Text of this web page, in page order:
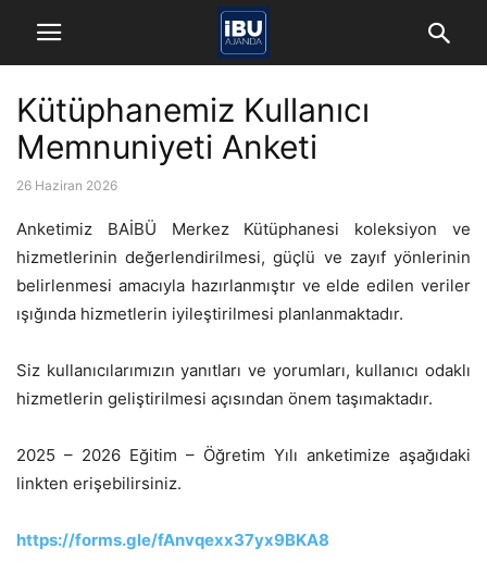
Kütüphanemiz Kullanıcı
Memnuniyeti Anketi
26 Haziran 2026
Anketimiz BAİBÜ Merkez Kütüphanesi koleksiyon ve
hizmetlerinin değerlendirilmesi, güçlü ve zayıf yönlerinin
belirlenmesi amacıyla hazırlanmıştır ve elde edilen veriler
ışığında hizmetlerin iyileştirilmesi planlanmaktadır.
Siz kullanıcılarımızın yanıtları ve yorumları, kullanıcı odaklı
hizmetlerin geliştirilmesi açısından önem taşımaktadır.
2025 – 2026 Eğitim – Öğretim Yılı anketimize aşağıdaki
linkten erişebilirsiniz.
https://forms.gle/fAnvqexx37yx9BKA8